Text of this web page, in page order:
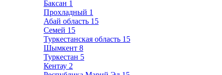
Баксан 1
Прохладный 1
Абай область 15
Семей 15
Туркестанская область 15
Шымкент 8
Туркестан 5
Кентау 2